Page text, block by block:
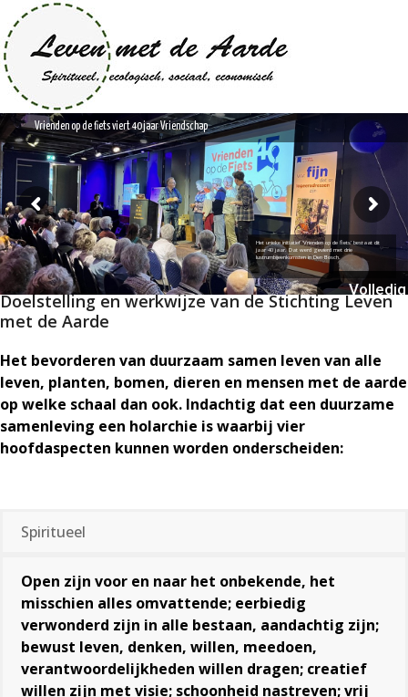
Skip
to
content
Open
mobile
menu
Close
mobile
menu
Vrienden op de fiets viert 40 jaar Vriendschap
Het unieke initiatief 'Vrienden op de fiets' bestaat dit
jaar 40 jaar. Dat werd gevierd met drie
lustrumbijeenkomsten in Den Bosch.
Welkom op de website van Stichting
Leven met de Aarde.
Doelstelling en werkwijze van de Stichting Leven
met de Aarde
Het bevorderen van duurzaam samen leven van alle
leven, planten, bomen, dieren en mensen met de aarde
op welke schaal dan ook. Indachtig dat een duurzame
samenleving een holarchie is waarbij vier
hoofdaspecten kunnen worden onderscheiden:
Spiritueel
Open zijn voor en naar het onbekende, het
misschien alles omvattende; eerbiedig
verwonderd zijn in alle bestaan, aandachtig zijn;
bewust leven, denken, willen, meedoen,
verantwoordelijkheden willen dragen; creatief
willen zijn met visie; schoonheid nastreven; vrij